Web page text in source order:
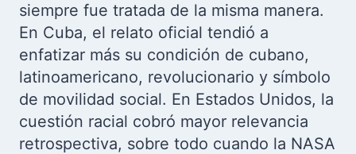
siempre fue tratada de la misma manera.
En Cuba, el relato oficial tendió a
enfatizar más su condición de cubano,
latinoamericano, revolucionario y símbolo
de movilidad social. En Estados Unidos, la
cuestión racial cobró mayor relevancia
retrospectiva, sobre todo cuando la NASA